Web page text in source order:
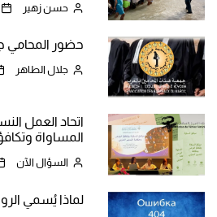
حسن زهير
حضور المحامي
جلال الطاهر
اتحاد العمل
المساواة
السؤال الآن
لماذا يُسمي الروس